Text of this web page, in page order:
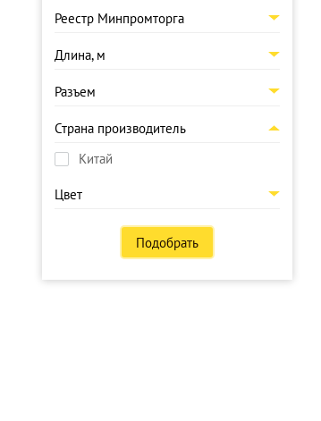
Реестр Минпромторга
Длина, м
Разъем
Страна производитель
Китай
Цвет
Подобрать